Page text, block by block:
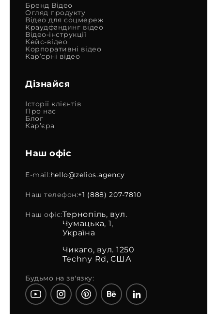
Наш офіс
E-mail:hello@zelios.agency
Наш телефон:+1 (888) 207-7810
Наш офіс:Тернопіль, вул.
Чумацька, 1,
Україна
Чикаго, вул. 1250
Techny Rd, США
Будьмо на зв'язку:
Бренд Відео
Огляд продукту
Відео для соцмереж
Краудфандинг відео
Відео-інструкції
Кейс-відео
Корпоративні відео
Кар’єрні відео
Дізнайся
Історії клієнтів
Про нас
Блог
Кар’єра